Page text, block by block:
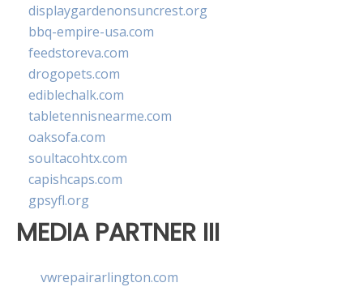
displaygardenonsuncrest.org
bbq-empire-usa.com
feedstoreva.com
drogopets.com
ediblechalk.com
tabletennisnearme.com
oaksofa.com
soultacohtx.com
capishcaps.com
gpsyfl.org
MEDIA PARTNER III
vwrepairarlington.com